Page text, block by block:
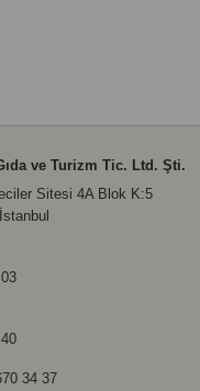
ve Turizm Tic. Ltd. Şti.
Sitesi 4A Blok K:5
34 37